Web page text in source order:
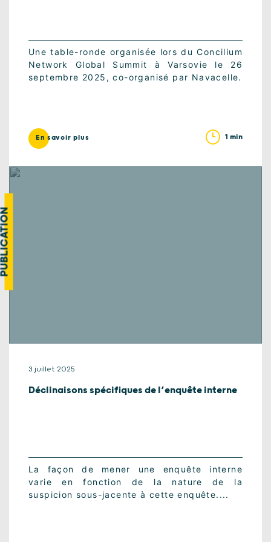
Une table-ronde organisée lors du Concilium
Network Global Summit à Varsovie le 26
septembre 2025, co-organisé par Navacelle.
En savoir plus 1 min
3 juillet 2025
Déclinaisons spécifiques de l’enquête interne
La façon de mener une enquête interne
varie en fonction de la nature de la
suspicion sous-jacente à cette enquête....